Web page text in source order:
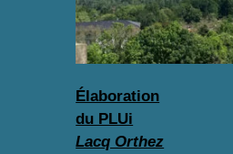
Élaboration
du PLUi
Lacq Orthez